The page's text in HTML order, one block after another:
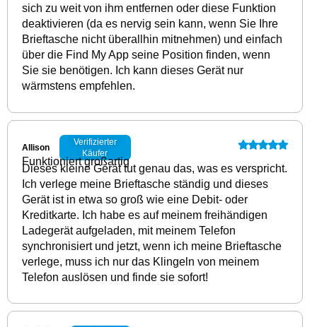
sich zu weit von ihm entfernen oder diese Funktion
deaktivieren (da es nervig sein kann, wenn Sie Ihre
Brieftasche nicht überallhin mitnehmen) und einfach
über die Find My App seine Position finden, wenn
Sie sie benötigen. Ich kann dieses Gerät nur
wärmstens empfehlen.
Allison
Verifizierter
Käufer
Funktioniert großartig
Dieses kleine Gerät tut genau das, was es verspricht.
Ich verlege meine Brieftasche ständig und dieses
Gerät ist in etwa so groß wie eine Debit- oder
Kreditkarte. Ich habe es auf meinem freihändigen
Ladegerät aufgeladen, mit meinem Telefon
synchronisiert und jetzt, wenn ich meine Brieftasche
verlege, muss ich nur das Klingeln von meinem
Telefon auslösen und finde sie sofort!